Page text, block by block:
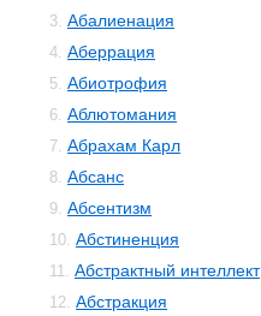
3. Абалиенация
4. Аберрация
5. Абиотрофия
6. Аблютомания
7. Абрахам Карл
8. Абсанс
9. Абсентизм
10. Абстиненция
11. Абстрактный интеллект
12. Абстракция